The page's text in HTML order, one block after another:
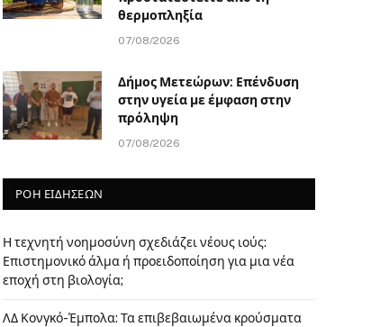
θερμοπληξία
07/08/2026
Δήμος Μετεώρων: Επένδυση
στην υγεία με έμφαση στην
πρόληψη
07/08/2026
ΡΟΗ ΕΙΔΗΣΕΩΝ
Η τεχνητή νοημοσύνη σχεδιάζει νέους ιούς:
Επιστημονικό άλμα ή προειδοποίηση για μια νέα
εποχή στη βιολογία;
ΛΔ Κονγκό-Έμπολα: Τα επιβεβαιωμένα κρούσματα